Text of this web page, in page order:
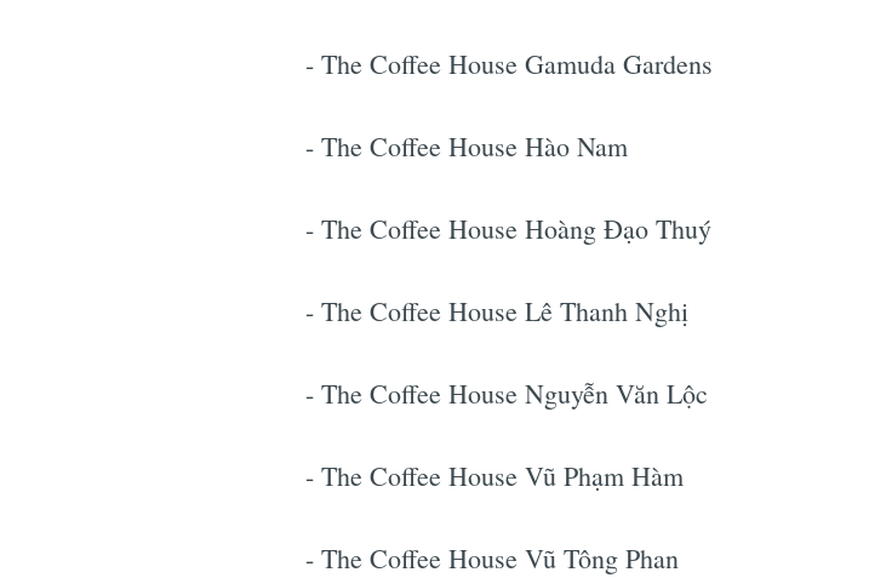
- The Coffee House Gamuda Gardens
- The Coffee House Hào Nam
- The Coffee House Hoàng Đạo Thuý
- The Coffee House Lê Thanh Nghị
- The Coffee House Nguyễn Văn Lộc
- The Coffee House Vũ Phạm Hàm
- The Coffee House Vũ Tông Phan